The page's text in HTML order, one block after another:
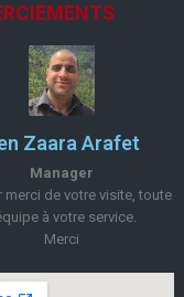
Zaara Arafet
Manager
merci de votre visite, toute
à votre service.
Merci